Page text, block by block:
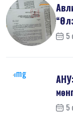
5
5